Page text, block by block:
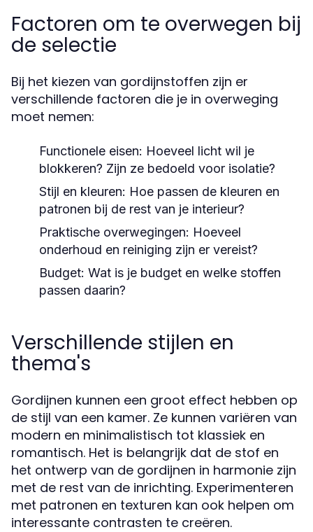
Factoren om te overwegen bij
de selectie
Bij het kiezen van gordijnstoffen zijn er
verschillende factoren die je in overweging
moet nemen:
Functionele eisen: Hoeveel licht wil je
blokkeren? Zijn ze bedoeld voor isolatie?
Stijl en kleuren: Hoe passen de kleuren en
patronen bij de rest van je interieur?
Praktische overwegingen: Hoeveel
onderhoud en reiniging zijn er vereist?
Budget: Wat is je budget en welke stoffen
passen daarin?
Verschillende stijlen en
thema's
Gordijnen kunnen een groot effect hebben op
de stijl van een kamer. Ze kunnen variëren van
modern en minimalistisch tot klassiek en
romantisch. Het is belangrijk dat de stof en
het ontwerp van de gordijnen in harmonie zijn
met de rest van de inrichting. Experimenteren
met patronen en texturen kan ook helpen om
interessante contrasten te creëren.